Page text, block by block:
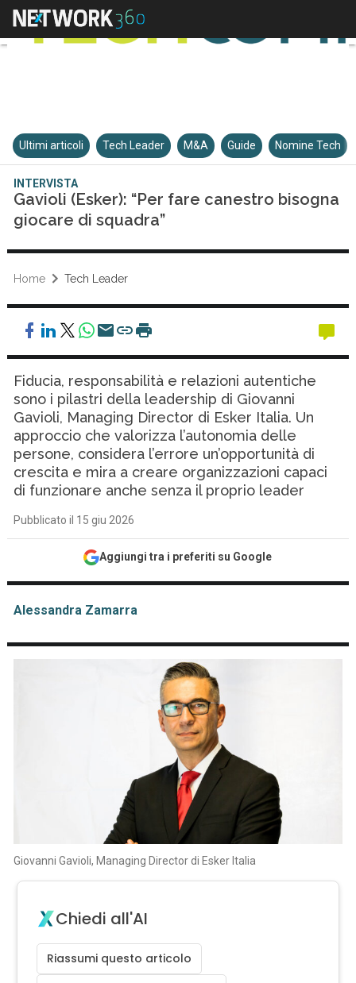
Ultimi articoli Tech Leader M&A Guide Nomine Tech
INTERVISTA
Gavioli (Esker): “Per fare canestro bisogna
giocare di squadra”
Home Tech Leader
Fiducia, responsabilità e relazioni autentiche
sono i pilastri della leadership di Giovanni
Gavioli, Managing Director di Esker Italia. Un
approccio che valorizza l’autonomia delle
persone, considera l’errore un’opportunità di
crescita e mira a creare organizzazioni capaci
di funzionare anche senza il proprio leader
Pubblicato il 15 giu 2026
Aggiungi tra i preferiti su Google
Alessandra Zamarra
Giovanni Gavioli, Managing Director di Esker Italia
Chiedi all'AI
Riassumi questo articolo